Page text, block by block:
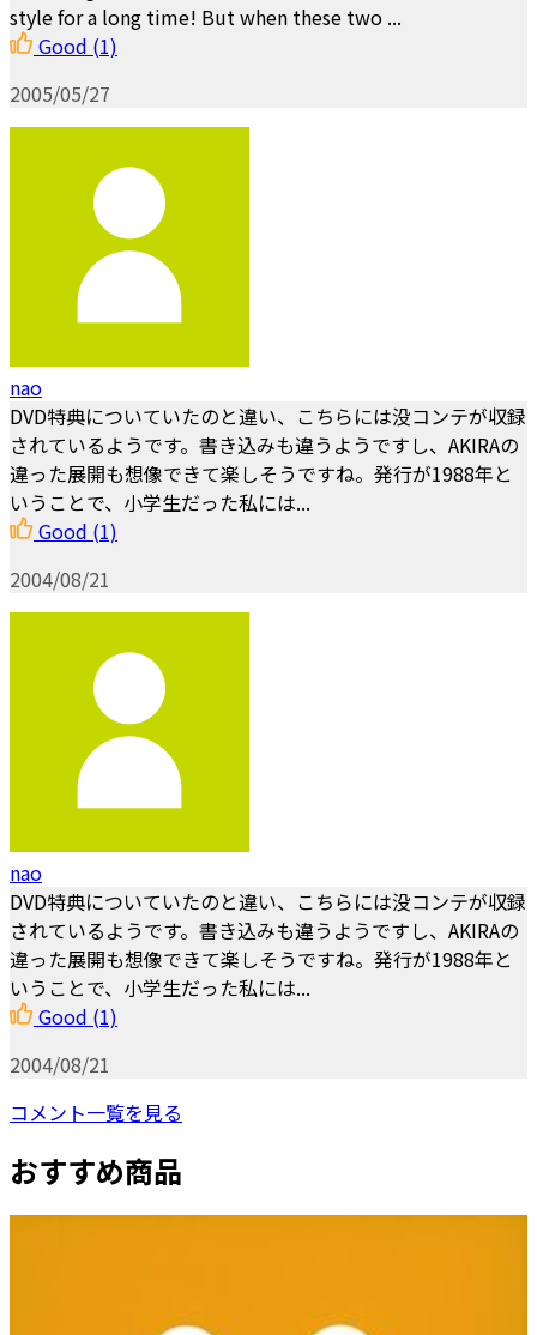
style for a long time! But when these two ...
Good (1)
2005/05/27
nao
DVD特典についていたのと違い、こちらには没コンテが収録
されているようです。書き込みも違うようですし、AKIRAの
違った展開も想像できて楽しそうですね。発行が1988年と
いうことで、小学生だった私には...
Good (1)
2004/08/21
nao
DVD特典についていたのと違い、こちらには没コンテが収録
されているようです。書き込みも違うようですし、AKIRAの
違った展開も想像できて楽しそうですね。発行が1988年と
いうことで、小学生だった私には...
Good (1)
2004/08/21
コメント一覧を見る
おすすめ商品